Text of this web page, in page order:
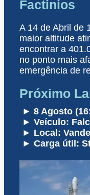
Factinios
A 14 de Abril de
maior altitude
encontrar a
no ponto mais
emergência de
Próximo
► 8 Agosto
► Veículo:
► Local:
► Carga útil: